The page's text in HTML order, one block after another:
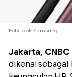
Foto: dok Samsung
Jakarta, CNBC
dikenal